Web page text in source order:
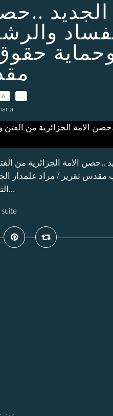
الجديد
..حصن الامة الجزائرية من
مقدس تقرير / مراد علمدار
التاريخية التى مرت بها الامة الجزائرية ، مكانة حضارية وثقافية...
suite